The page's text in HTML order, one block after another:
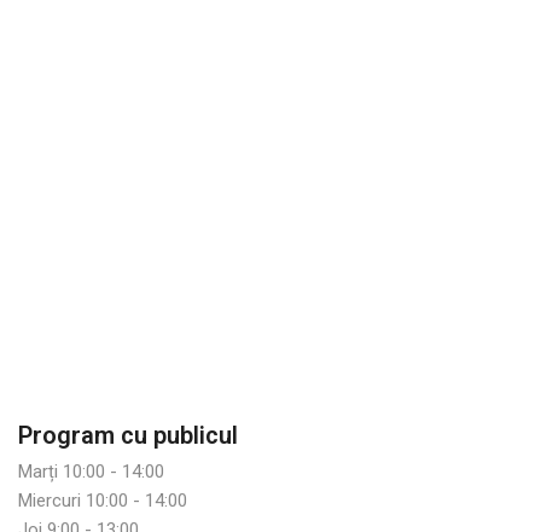
Program cu publicul
Marți 10:00 - 14:00
Miercuri 10:00 - 14:00